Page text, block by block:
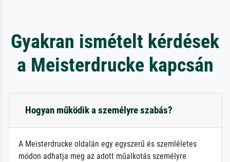
Gyakran ismételt kérdések
a Meisterdrucke kapcsán
Hogyan működik a személyre szabás?
A Meisterdrucke oldalán egy egyszerű és szemléletes
módon adhatja meg az adott műalkotás személyre